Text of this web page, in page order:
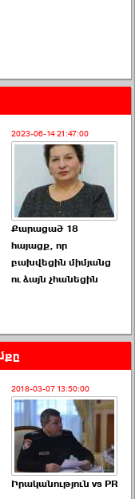
2023-06-14 21:47:00
Քարացած 18
հայացք, որ
բախվեցին միմյանց
ու ձայն չհանեցին
2018-03-07 13:50:00
Իրականություն vs PR